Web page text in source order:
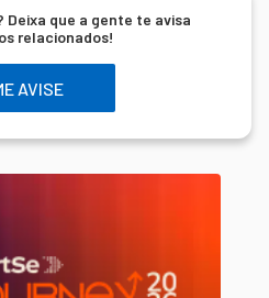
que a gente te avisa
relacionados!
AVISE